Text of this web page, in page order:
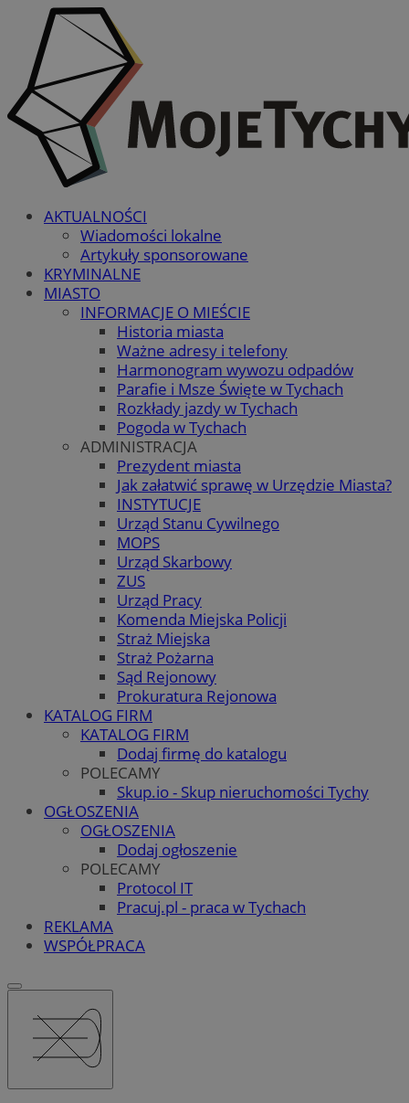
AKTUALNOŚCI
Wiadomości lokalne
Artykuły sponsorowane
KRYMINALNE
MIASTO
INFORMACJE O MIEŚCIE
Historia miasta
Ważne adresy i telefony
Harmonogram wywozu odpadów
Parafie i Msze Święte w Tychach
Rozkłady jazdy w Tychach
Pogoda w Tychach
ADMINISTRACJA
Prezydent miasta
Jak załatwić sprawę w Urzędzie Miasta?
INSTYTUCJE
Urząd Stanu Cywilnego
MOPS
Urząd Skarbowy
ZUS
Urząd Pracy
Komenda Miejska Policji
Straż Miejska
Straż Pożarna
Sąd Rejonowy
Prokuratura Rejonowa
KATALOG FIRM
KATALOG FIRM
Dodaj firmę do katalogu
POLECAMY
Skup.io - Skup nieruchomości Tychy
OGŁOSZENIA
OGŁOSZENIA
Dodaj ogłoszenie
POLECAMY
Protocol IT
Pracuj.pl - praca w Tychach
REKLAMA
WSPÓŁPRACA